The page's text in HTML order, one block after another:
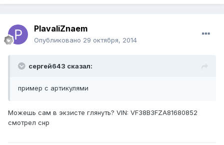
PlavaliZnaem
Опубликовано 29 октября, 2014
сергей643 сказал:
пример с артикулями
Можешь сам в экзисте глянуть? VIN: VF38B3FZA81680852
смотрел снр